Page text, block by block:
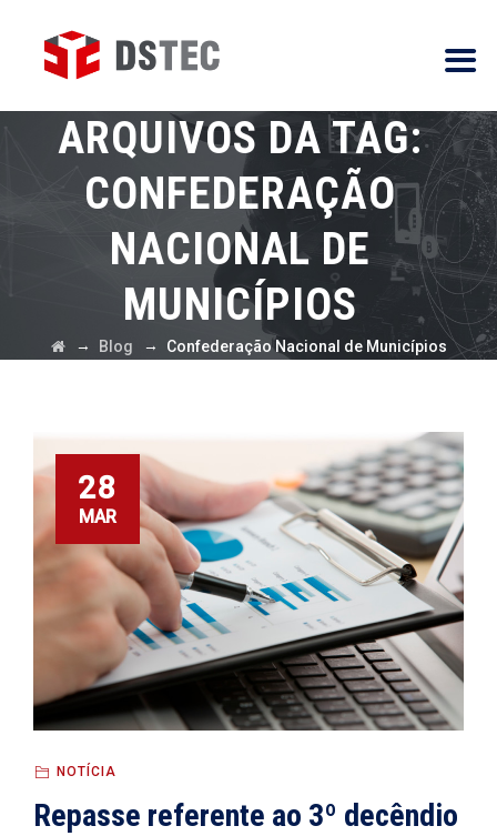
ARQUIVOS DA TAG:
CONFEDERAÇÃO
NACIONAL DE
MUNICÍPIOS
→ Blog → Confederação Nacional de Municípios
28
MAR
NOTÍCIA
Repasse referente ao 3º decêndio